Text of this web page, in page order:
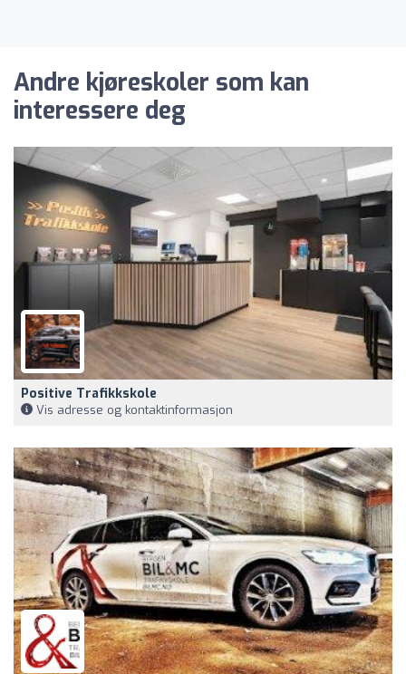
Andre kjøreskoler som kan
interessere deg
Positive Trafikkskole
Vis adresse og kontaktinformasjon